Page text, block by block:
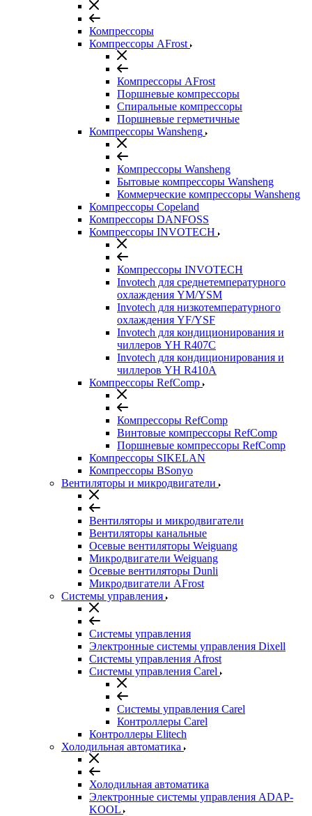
Компрессоры
Компрессоры AFrost
Компрессоры AFrost
Поршневые компрессоры
Спиральные компрессоры
Поршневые герметичные
Компрессоры Wansheng
Компрессоры Wansheng
Бытовые компрессоры Wansheng
Коммерческие компрессоры Wansheng
Компрессоры Copeland
Компрессоры DANFOSS
Компрессоры INVOTECH
Компрессоры INVOTECH
Invotech для среднетемпературного
охлаждения YM/YSM
Invotech для низкотемпературного
охлаждения YF/YSF
Invotech для кондиционирования и
чиллеров YH R407C
Invotech для кондиционирования и
чиллеров YH R410A
Компрессоры RefComp
Компрессоры RefComp
Винтовые компрессоры RefComp
Поршневые компрессоры RefComp
Компрессоры SIKELAN
Компрессоры BSonyo
Вентиляторы и микродвигатели
Вентиляторы и микродвигатели
Вентиляторы канальные
Осевые вентиляторы Weiguang
Микродвигатели Weiguang
Осевые вентиляторы Dunli
Микродвигатели AFrost
Системы управления
Системы управления
Электронные системы управления Dixell
Системы управления Afrost
Системы управления Carel
Системы управления Carel
Контроллеры Carel
Контроллеры Elitech
Холодильная автоматика
Холодильная автоматика
Электронные системы управления ADAP-
KOOL